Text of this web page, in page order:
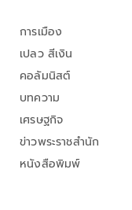
การเมือง
เปลว สีเงิน
คอลัมนิสต์
บทความ
เศรษฐกิจ
ข่าวพระราชสำนัก
หนังสือพิมพ์